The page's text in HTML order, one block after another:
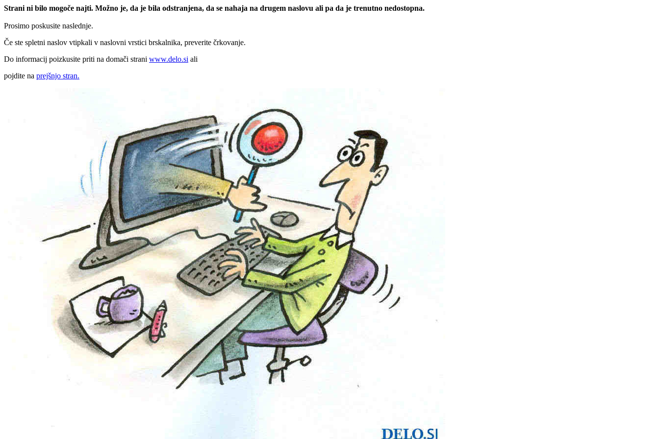
Strani ni bilo mogoče najti. Možno je, da je bila odstranjena, da se nahaja na drugem naslovu ali pa da je trenutno nedostopna.
Prosimo poskusite naslednje.
Če ste spletni naslov vtipkali v naslovni vrstici brskalnika, preverite črkovanje.
Do informacij poizkusite priti na domači strani www.delo.si ali
pojdite na prejšnjo stran.